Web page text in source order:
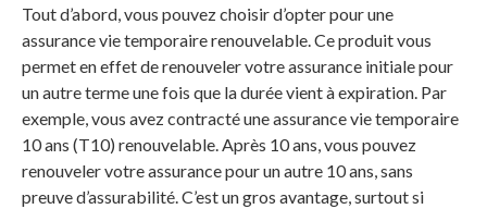
Tout d’abord, vous pouvez choisir d’opter pour une
assurance vie temporaire renouvelable. Ce produit vous
permet en effet de renouveler votre assurance initiale pour
un autre terme une fois que la durée vient à expiration. Par
exemple, vous avez contracté une assurance vie temporaire
10 ans (T10) renouvelable. Après 10 ans, vous pouvez
renouveler votre assurance pour un autre 10 ans, sans
preuve d’assurabilité. C’est un gros avantage, surtout si